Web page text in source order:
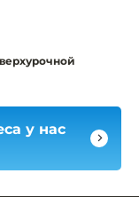
у нас